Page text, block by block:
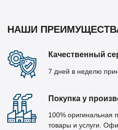
НАШИ
Качественный
7 дней в неделю
Покупка у
100% оригинальная
товары и услуги.